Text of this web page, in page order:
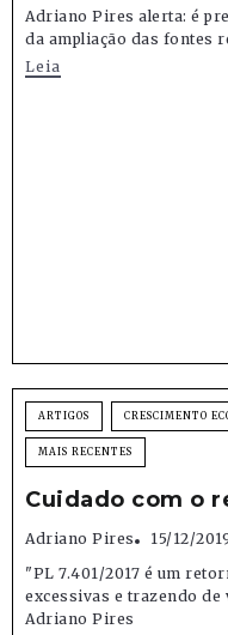
Adriano Pires alerta: é
da ampliação das fontes
Leia
ARTIGOS CRESCIMENTO
MAIS RECENTES
Cuidado com o
Adriano Pires
15/12/
"PL 7.401/2017 é um
excessivas e trazendo
Adriano Pires